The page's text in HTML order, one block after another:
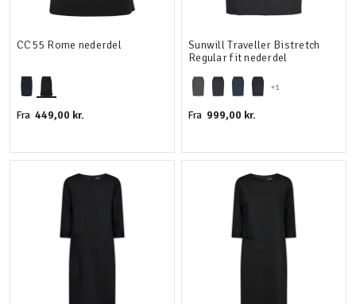
CC55 Rome nederdel
Fra 449,00 kr.
+1
Sunwill Traveller Bistretch
Regular fit nederdel
Fra 999,00 kr.